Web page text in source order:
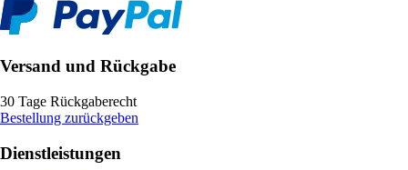
Versand und Rückgabe
30 Tage Rückgaberecht
Bestellung zurückgeben
Dienstleistungen